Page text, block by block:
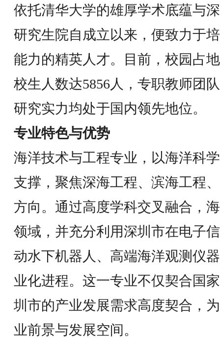
依托清华大学的雄厚学术底蕴与
研究生院自成立以来，便致力于
能力的精英人才。目前，校园占
校生人数达5856人，专职教师团
研究实力均处于国内领先地位。
专业特色与优势
海洋技术与工程专业，以海洋科
支撑，聚焦深海工程、滨海工程
方向。通过高度学科交叉融合，
领域，并充分利用深圳市在电子
动水下机器人、高端海洋观测仪
业化进程。这一专业不仅契合国
圳市的产业发展需求高度契合，
业前景与发展空间。